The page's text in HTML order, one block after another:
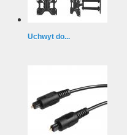
Uchwyt do...